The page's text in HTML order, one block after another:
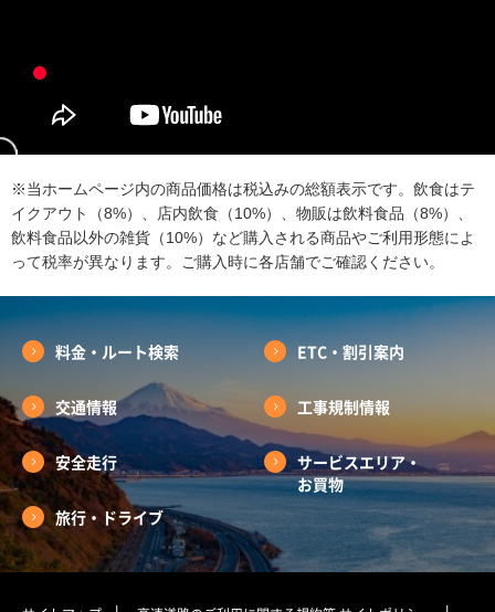
※当ホームページ内の商品価格は税込みの総額表示です。飲食はテ
イクアウト（8%）、店内飲食（10%）、物販は飲料食品（8%）、
飲料食品以外の雑貨（10%）など購入される商品やご利用形態によ
って税率が異なります。ご購入時に各店舗でご確認ください。
料金・ルート検索 ETC・割引案内
交通情報 工事規制情報
安全走行
サービスエリア・
お買物
旅行・ドライブ